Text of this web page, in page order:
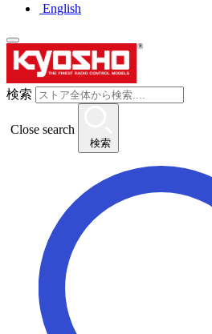
English
検索
Close search
検索